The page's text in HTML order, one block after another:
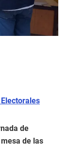
de
de las